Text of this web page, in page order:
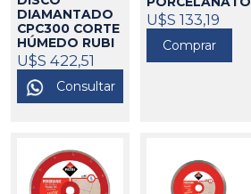
DIAMANTADO
CPC300 CORTE
HÚMEDO RUBI
388218
U$S 422,51
Consultar
CPC200 PRO
CORTE
HÚMEDO RUBI
388211
U$S 133,19
Comprar